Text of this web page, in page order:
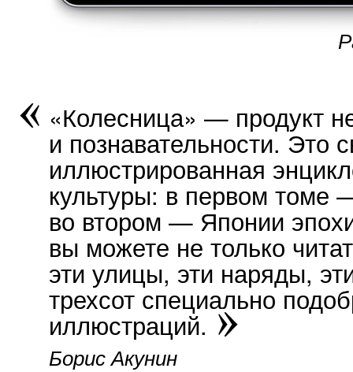
«Колесница» — продукт
и познавательности. Это
иллюстрированная
культуры: в первом томе
во втором — Японии
вы можете не только
эти улицы, эти наряды,
трехсот специально
иллюстраций.
Борис Акунин